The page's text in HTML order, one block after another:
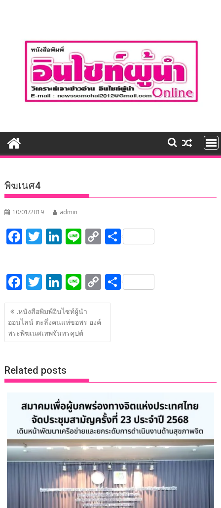
พิฆเนศ4
10/01/2019 admin
F
b
o
o
k
T
er
Li
e
dI
n
Li C
y
Li
S
e
F
ac
e
b
o
k
T
w
itt
er
Li
n
k
e
dI
Li
n
e
C
o
Li
k
S
แนะแนว
เรื่อง
.หนังสือพิมพ์อินไซท์ผู้นำ
ออนไลน์ ตะลึ่งคนแห่ขอพร องค์
พระพิฆเนศเทพจันทรคุปต์
Related posts